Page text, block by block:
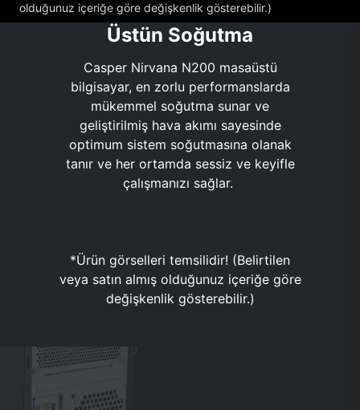
olduğunuz içeriğe göre değişkenlik gösterebilir.)
Üstün Soğutma
Casper Nirvana N200 masaüstü
bilgisayar, en zorlu performanslarda
mükemmel soğutma sunar ve
geliştirilmiş hava akımı sayesinde
optimum sistem soğutmasına olanak
tanır ve her ortamda sessiz ve keyifle
çalışmanızı sağlar.
*Ürün görselleri temsilidir! (Belirtilen
veya satın almış olduğunuz içeriğe göre
değişkenlik gösterebilir.)